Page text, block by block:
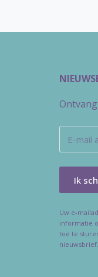
Uw e-
informatie
toe te
nieuwsbrief.